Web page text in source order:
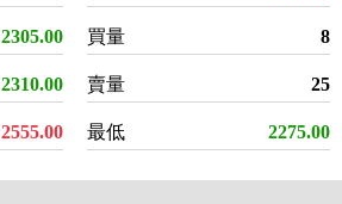
2305.00
2310.00
2555.00
買量 8
賣量 25
最低 2275.00